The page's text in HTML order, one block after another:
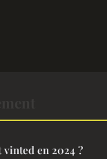
en 2024 ?